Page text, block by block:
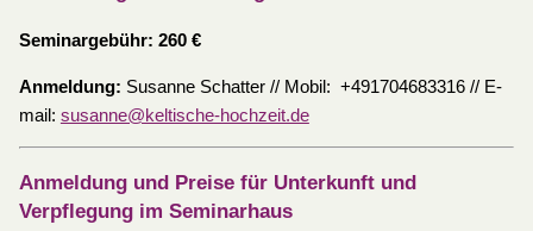
Seminargebühr: 260 €
Anmeldung: Susanne Schatter // Mobil: +491704683316 // E-
mail: susanne@keltische-hochzeit.de
Anmeldung und Preise für Unterkunft und
Verpflegung im Seminarhaus